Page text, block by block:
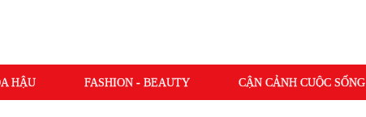
HẬU FASHION - BEAUTY CẬN CẢNH CUỘC SỐNG